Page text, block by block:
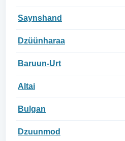
Saynshand
Dzüünharaa
Baruun-Urt
Altai
Bulgan
Dzuunmod